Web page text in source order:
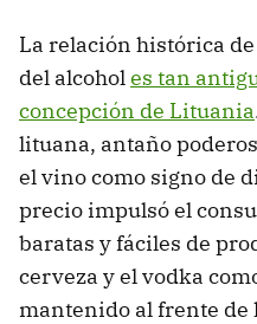
La relación histórica
del alcohol es tan
concepción de Lituania
lituana, antaño
el vino como signo de
precio impulsó el
baratas y fáciles de
cerveza y el vodka
mantenido al frente de